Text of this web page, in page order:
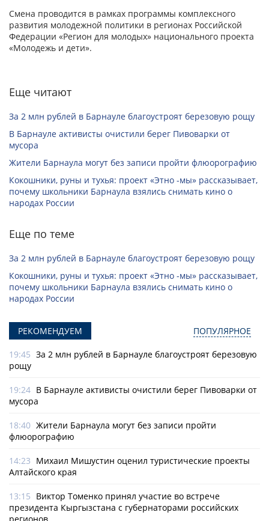
Смена проводится в рамках программы комплексного
развития молодежной политики в регионах Российской
Федерации «Регион для молодых» национального проекта
«Молодежь и дети».
Еще читают
За 2 млн рублей в Барнауле благоустроят березовую рощу
В Барнауле активисты очистили берег Пивоварки от
мусора
Жители Барнаула могут без записи пройти флюорографию
Кокошники, руны и тухья: проект «Этно -мы» рассказывает,
почему школьники Барнаула взялись снимать кино о
народах России
Еще по теме
За 2 млн рублей в Барнауле благоустроят березовую рощу
Кокошники, руны и тухья: проект «Этно -мы» рассказывает,
почему школьники Барнаула взялись снимать кино о
народах России
РЕКОМЕНДУЕМ ПОПУЛЯРНОЕ
19:45 За 2 млн рублей в Барнауле благоустроят березовую
рощу
19:24 В Барнауле активисты очистили берег Пивоварки от
мусора
18:40 Жители Барнаула могут без записи пройти
флюорографию
14:23 Михаил Мишустин оценил туристические проекты
Алтайского края
13:15 Виктор Томенко принял участие во встрече
президента Кыргызстана с губернаторами российских